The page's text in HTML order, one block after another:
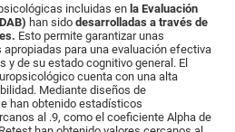
incluidas enla Evaluación
han sidodesarrolladas a través de
Esto permite garantizar unas
para una evaluación efectiva
y de su estado cognitivo general. El
cuenta con una alta
Mediante diseños de
han obtenido estadísticos
al .9, como el coeficiente Alpha de